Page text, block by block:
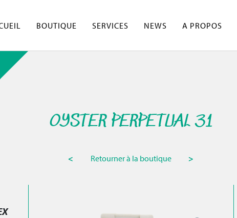
BOUTIQUE SERVICES NEWS A PROPOS
OYSTER PERPETUAL 31
< Retourner à la boutique >